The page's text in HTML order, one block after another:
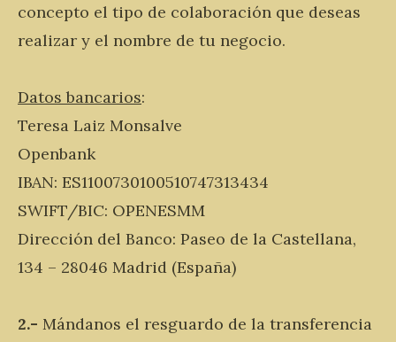
concepto el tipo de colaboración que deseas
realizar y el nombre de tu negocio.
Datos bancarios:
Teresa Laiz Monsalve
Openbank
IBAN: ES1100730100510747313434
SWIFT/BIC: OPENESMM
Dirección del Banco: Paseo de la Castellana,
134 – 28046 Madrid (España)
2.- Mándanos el resguardo de la transferencia